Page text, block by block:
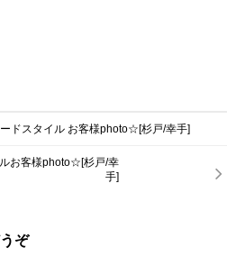
ドスタイル お客様photo☆[杉戸/幸手]
お客様photo☆[杉戸/幸
手]
ぞ